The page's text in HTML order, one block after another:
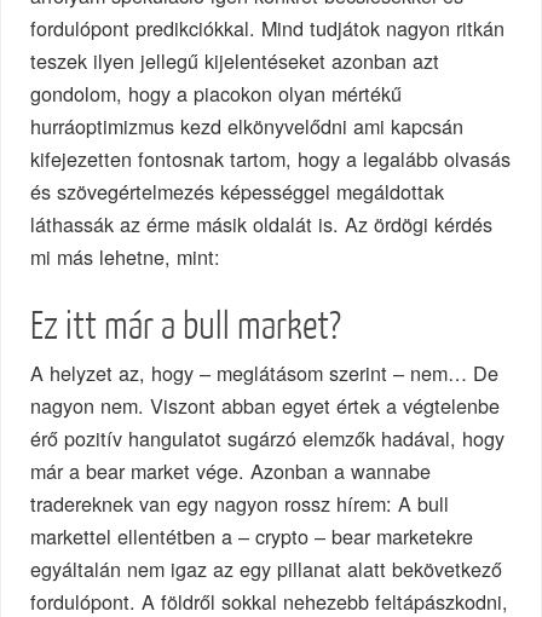
fordulópont predikciókkal. Mind tudjátok nagyon ritkán
teszek ilyen jellegű kijelentéseket azonban azt
gondolom, hogy a piacokon olyan mértékű
hurráoptimizmus kezd elkönyvelődni ami kapcsán
kifejezetten fontosnak tartom, hogy a legalább olvasás
és szövegértelmezés képességgel megáldottak
láthassák az érme másik oldalát is. Az ördögi kérdés
mi más lehetne, mint:
Ez itt már a bull market?
A helyzet az, hogy – meglátásom szerint – nem… De
nagyon nem. Viszont abban egyet értek a végtelenbe
érő pozitív hangulatot sugárzó elemzők hadával, hogy
már a bear market vége. Azonban a wannabe
tradereknek van egy nagyon rossz hírem: A bull
markettel ellentétben a – crypto – bear marketekre
egyáltalán nem igaz az egy pillanat alatt bekövetkező
fordulópont. A földről sokkal nehezebb feltápászkodni,